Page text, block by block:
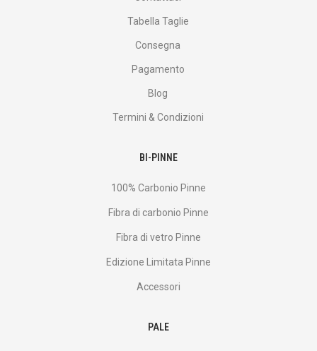
Tabella Taglie
Consegna
Pagamento
Blog
Termini & Condizioni
BI-PINNE
100% Carbonio Pinne
Fibra di carbonio Pinne
Fibra di vetro Pinne
Edizione Limitata Pinne
Accessori
PALE